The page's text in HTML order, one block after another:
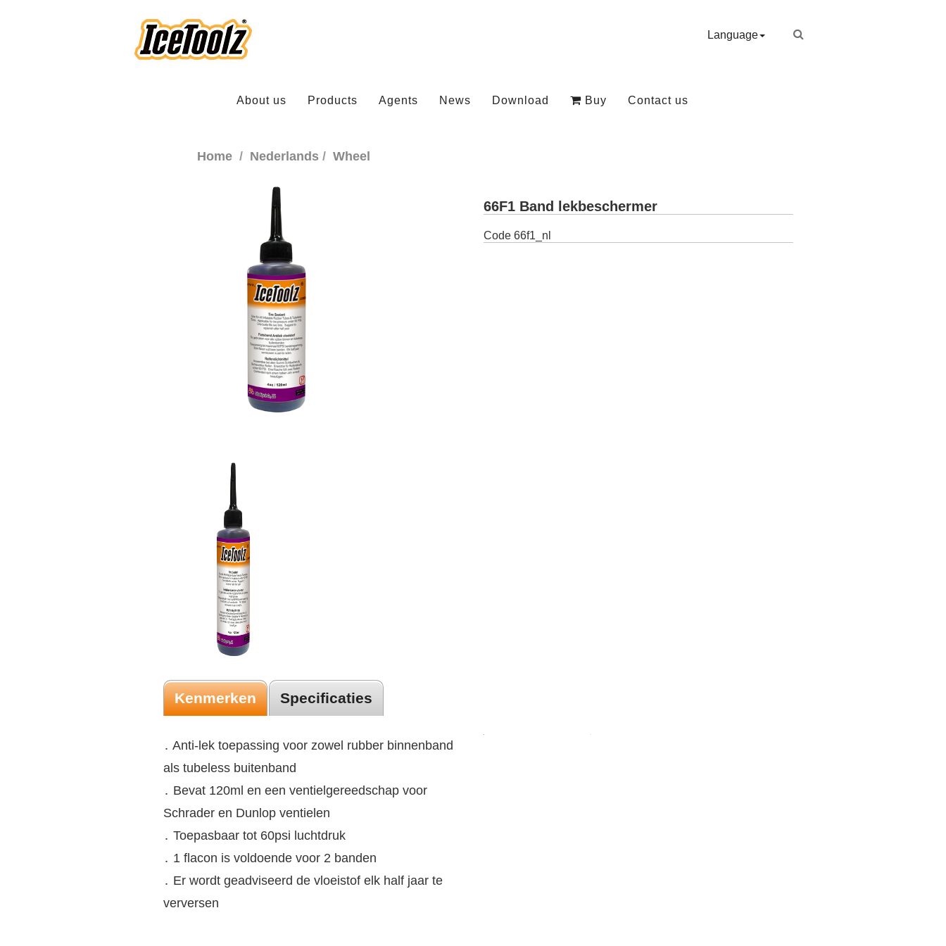
Language
About us Products Agents News Download Buy Contact us
Home Nederlands Wheel
66F1 Band lekbeschermer
Code 66f1_nl
Kenmerken Specificaties
․ Anti-lek toepassing voor zowel rubber binnenband
als tubeless buitenband
․ Bevat 120ml en een ventielgereedschap voor
Schrader en Dunlop ventielen
․ Toepasbaar tot 60psi luchtdruk
․ 1 flacon is voldoende voor 2 banden
․ Er wordt geadviseerd de vloeistof elk half jaar te
verversen